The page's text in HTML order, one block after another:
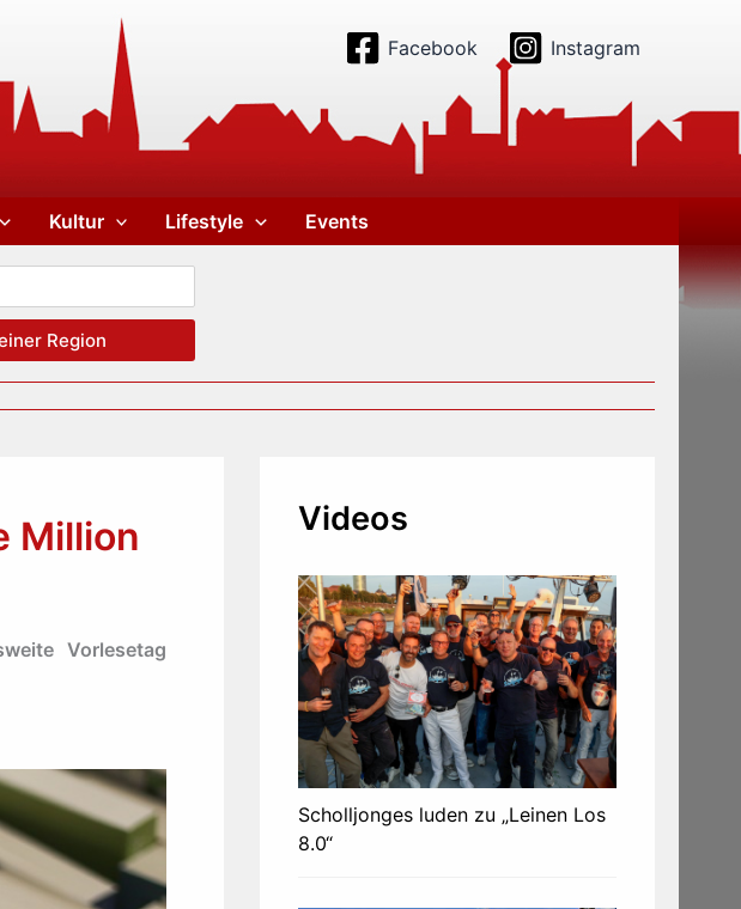
Facebook Instagram
Kultur Lifestyle Events
Region
Million
Vorlesetag
Videos
Scholljonges luden zu „Leinen Los
8.0“